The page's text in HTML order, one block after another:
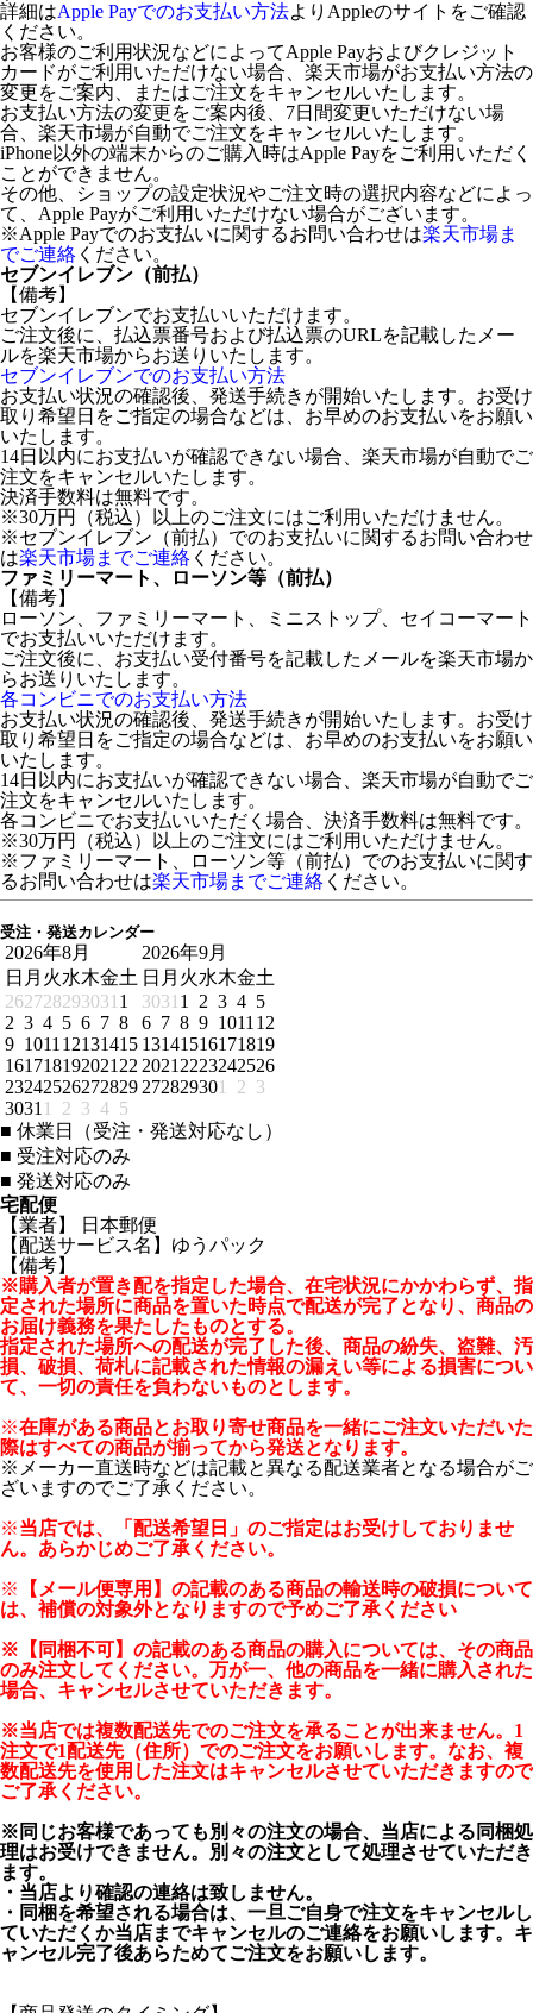
詳細はApple Payでのお支払い方法よりAppleのサイトをご確認
ください。
お客様のご利用状況などによってApple Payおよびクレジット
カードがご利用いただけない場合、楽天市場がお支払い方法の
変更をご案内、またはご注文をキャンセルいたします。
お支払い方法の変更をご案内後、7日間変更いただけない場
合、楽天市場が自動でご注文をキャンセルいたします。
iPhone以外の端末からのご購入時はApple Payをご利用いただく
ことができません。
その他、ショップの設定状況やご注文時の選択内容などによっ
て、Apple Payがご利用いただけない場合がございます。
※Apple Payでのお支払いに関するお問い合わせは楽天市場ま
でご連絡 ください。
セブンイレブン（前払）
【備考】
セブンイレブンでお支払いいただけます。
ご注文後に、払込票番号および払込票のURLを記載したメー
ルを楽天市場からお送りいたします。
セブンイレブンでのお支払い方法
お支払い状況の確認後、発送手続きが開始いたします。お受け
取り希望日をご指定の場合などは、お早めのお支払いをお願い
いたします。
14日以内にお支払いが確認できない場合、楽天市場が自動でご
注文をキャンセルいたします。
決済手数料は無料です。
※30万円（税込）以上のご注文にはご利用いただけません。
※セブンイレブン（前払）でのお支払いに関するお問い合わせ
は楽天市場までご連絡 ください。
ファミリーマート、ローソン等（前払）
【備考】
ローソン、ファミリーマート、ミニストップ、セイコーマート
でお支払いいただけます。
ご注文後に、お支払い受付番号を記載したメールを楽天市場か
らお送りいたします。
各コンビニでのお支払い方法
お支払い状況の確認後、発送手続きが開始いたします。お受け
取り希望日をご指定の場合などは、お早めのお支払いをお願い
いたします。
14日以内にお支払いが確認できない場合、楽天市場が自動でご
注文をキャンセルいたします。
各コンビニでお支払いいただく場合、決済手数料は無料です。
※30万円（税込）以上のご注文にはご利用いただけません。
※ファミリーマート、ローソン等（前払）でのお支払いに関す
るお問い合わせは楽天市場までご連絡 ください。
受注・発送カレンダー
2026年8月
日 月 火水木金土
2627282930311
2 3 4 5 6 7 8
9 101112131415
16171819202122
23242526272829
30311 2 3 4 5
2026年9月
日 月 火水木金土
30311 2 3 4 5
6 7 8 9 101112
13141516171819
20212223242526
272829301 2 3
■ 休業日（受注・発送対応なし）
■ 受注対応のみ
■ 発送対応のみ
宅配便
【業者】 日本郵便
【配送サービス名】ゆうパック
【備考】
※購入者が置き配を指定した場合、在宅状況にかかわらず、指
定された場所に商品を置いた時点で配送が完了となり、商品の
お届け義務を果たしたものとする。
指定された場所への配送が完了した後、商品の紛失、盗難、汚
損、破損、荷札に記載された情報の漏えい等による損害につい
て、一切の責任を負わないものとします。
※在庫がある商品とお取り寄せ商品を一緒にご注文いただいた
際はすべての商品が揃ってから発送となります。
※メーカー直送時などは記載と異なる配送業者となる場合がご
ざいますのでご了承ください。
※当店では、「配送希望日」のご指定はお受けしておりませ
ん。あらかじめご了承ください。
※
【メール便専用】の記載のある商品の輸送時の破損について
は、補償の対象外となりますので予めご了承ください
※【同梱不可】の記載のある商品の購入については、その商品
のみ注文してください。万が一、他の商品を一緒に購入された
場合、キャンセルさせていただきます。
※当店では複数配送先でのご注文を承ることが出来ません。1
注文で1配送先（住所）でのご注文をお願いします。なお、複
数配送先を使用した注文はキャンセルさせていただきますので
ご了承ください。
※同じお客様であっても別々の注文の場合、当店による同梱処
理はお受けできません。別々の注文として処理させていただき
ます。
・当店より確認の連絡は致しません。
・同梱を希望される場合は、一旦ご自身で注文をキャンセルし
ていただくか当店までキャンセルのご連絡をお願いします。キ
ャンセル完了後あらためてご注文をお願いします。